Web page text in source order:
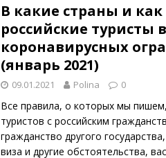
В какие страны и
российские туристы
коронавирусных
(январь 2021)
09.01.2021 Polina 0
Все правила, о которых мы
туристов с российским
гражданство другого
виза и другие обстоятельства,